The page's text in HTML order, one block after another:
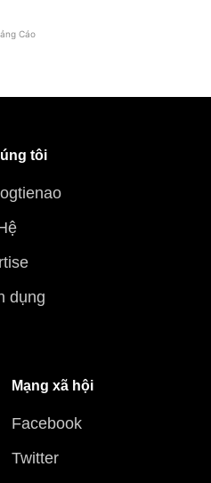
Cáo
tôi
dụng
Mạng xã hội
Facebook
Twitter